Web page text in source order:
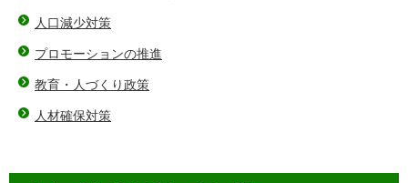
人口減少対策
プロモーションの推進
教育・人づくり政策
人材確保対策